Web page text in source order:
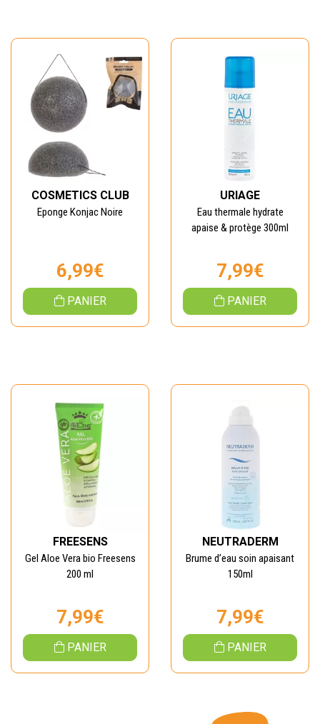
COSMETICS CLUB
Eponge Konjac Noire
6,99€
PANIER
URIAGE
Eau thermale hydrate
apaise & protège 300ml
7,99€
PANIER
FREESENS
Gel Aloe Vera bio Freesens
200 ml
7,99€
PANIER
NEUTRADERM
Brume d’eau soin apaisant
150ml
7,99€
PANIER